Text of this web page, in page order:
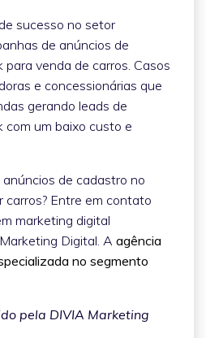
sucesso no setor
de anúncios de
venda de carros. Casos
e concessionárias que
gerando leads de
com um baixo custo e
de cadastro no
carros? Entre em contato
marketing digital
Digital. A agência
no segmento
pela DIVIA Marketing